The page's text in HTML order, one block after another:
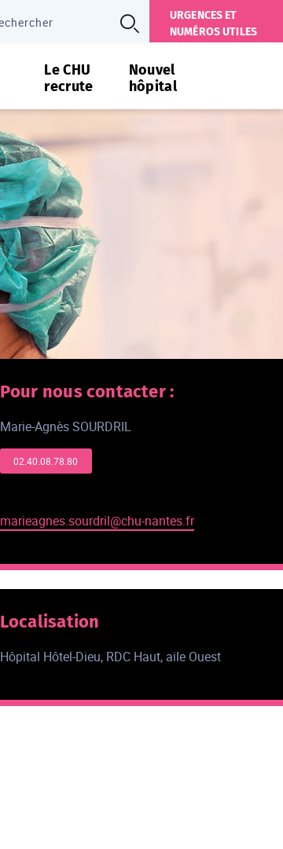
URGENCES ET
NUMÉROS UTILES
Le CHU
recrute
Nouvel
hôpital
Pour nous contacter :
Marie-Agnès SOURDRIL
02.40.08.78.80
marieagnes.sourdril@chu-nantes.fr
Localisation
Hôpital Hôtel-Dieu, RDC Haut, aile Ouest